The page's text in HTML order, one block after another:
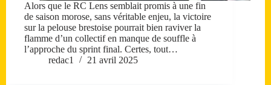
Alors que le RC Lens semblait promis à une fin
de saison morose, sans véritable enjeu, la victoire
sur la pelouse brestoise pourrait bien raviver la
flamme d’un collectif en manque de souffle à
l’approche du sprint final. Certes, tout…
redac1
21 avril 2025